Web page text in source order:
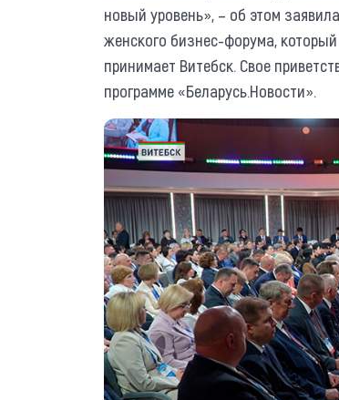
новый уровень», – об этом
женского бизнес-форума,
принимает Витебск. Свое
программе «Беларусь.Новости».